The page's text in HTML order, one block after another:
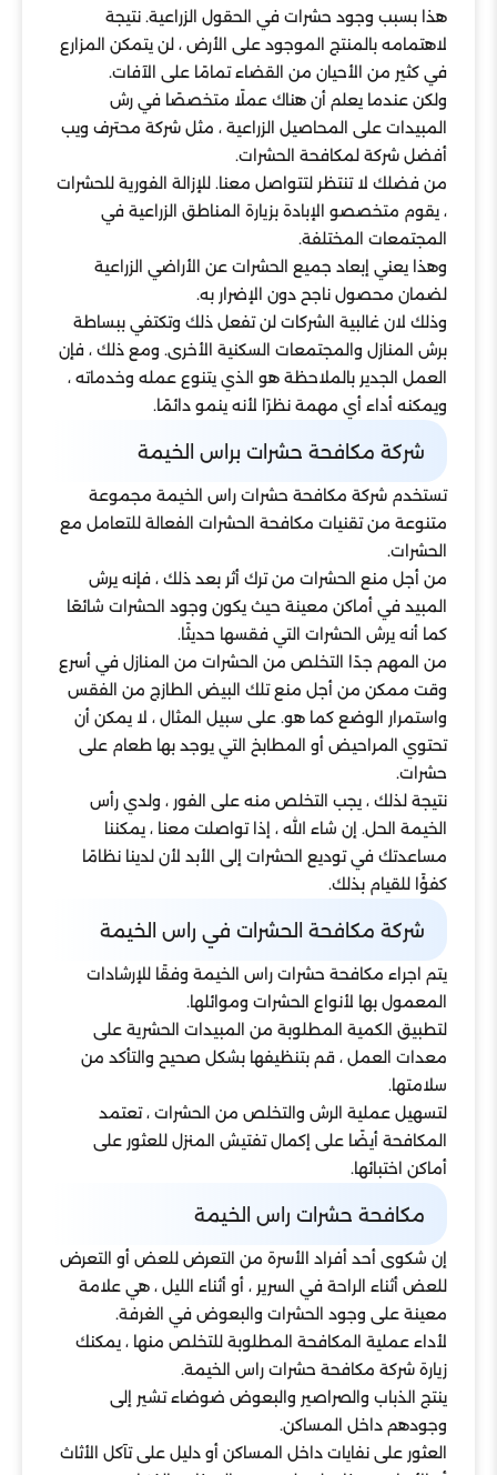
هذا بسبب وجود حشرات في الحقول الزراعية. نتيجة
لاهتمامه بالمنتج الموجود على الأرض ، لن يتمكن المزارع
في كثير من الأحيان من القضاء تمامًا على الآفات.
ولكن عندما يعلم أن هناك عملًا متخصصًا في رش
المبيدات على المحاصيل الزراعية ، مثل شركة محترف ويب
أفضل شركة لمكافحة الحشرات.
من فضلك لا تنتظر لتتواصل معنا. للإزالة الفورية للحشرات
، يقوم متخصصو الإبادة بزيارة المناطق الزراعية في
المجتمعات المختلفة.
وهذا يعني إبعاد جميع الحشرات عن الأراضي الزراعية
لضمان محصول ناجح دون الإضرار به.
وذلك لان غالبية الشركات لن تفعل ذلك وتكتفي ببساطة
برش المنازل والمجتمعات السكنية الأخرى. ومع ذلك ، فإن
العمل الجدير بالملاحظة هو الذي يتنوع عمله وخدماته ،
ويمكنه أداء أي مهمة نظرًا لأنه ينمو دائمًا.
شركة مكافحة حشرات براس الخيمة
تستخدم شركة مكافحة حشرات راس الخيمة مجموعة
متنوعة من تقنيات مكافحة الحشرات الفعالة للتعامل مع
الحشرات.
من أجل منع الحشرات من ترك أثر بعد ذلك ، فإنه يرش
المبيد في أماكن معينة حيث يكون وجود الحشرات شائعًا
كما أنه يرش الحشرات التي فقسها حديثًا.
من المهم جدًا التخلص من الحشرات من المنازل في أسرع
وقت ممكن من أجل منع تلك البيض الطازج من الفقس
واستمرار الوضع كما هو. على سبيل المثال ، لا يمكن أن
تحتوي المراحيض أو المطابخ التي يوجد بها طعام على
حشرات.
نتيجة لذلك ، يجب التخلص منه على الفور ، ولدي رأس
الخيمة الحل. إن شاء الله ، إذا تواصلت معنا ، يمكننا
مساعدتك في توديع الحشرات إلى الأبد لأن لدينا نظامًا
كفؤًا للقيام بذلك.
شركة مكافحة الحشرات في راس الخيمة
يتم اجراء مكافحة حشرات راس الخيمة وفقًا للإرشادات
المعمول بها لأنواع الحشرات وموائلها.
لتطبيق الكمية المطلوبة من المبيدات الحشرية على
معدات العمل ، قم بتنظيفها بشكل صحيح والتأكد من
سلامتها.
لتسهيل عملية الرش والتخلص من الحشرات ، تعتمد
المكافحة أيضًا على إكمال تفتيش المنزل للعثور على
أماكن اختبائها.
مكافحة حشرات راس الخيمة
إن شكوى أحد أفراد الأسرة من التعرض للعض أو التعرض
للعض أثناء الراحة في السرير ، أو أثناء الليل ، هي علامة
معينة على وجود الحشرات والبعوض في الغرفة.
لأداء عملية المكافحة المطلوبة للتخلص منها ، يمكنك
زيارة شركة مكافحة حشرات راس الخيمة.
ينتج الذباب والصراصير والبعوض ضوضاء تشير إلى
وجودهم داخل المساكن.
العثور على نفايات داخل المساكن أو دليل على تآكل الأثاث